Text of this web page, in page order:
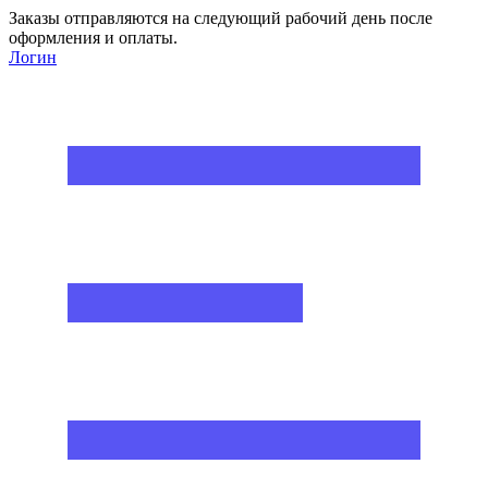
Заказы отправляются на следующий рабочий день после
оформления и оплаты.
Логин